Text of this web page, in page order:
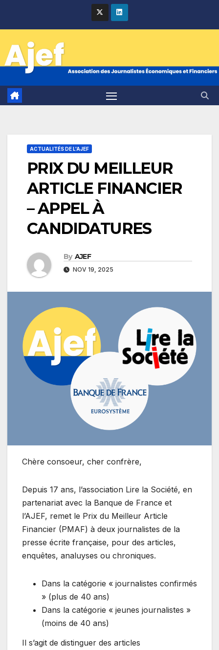
ACTUALITÉS DE L'AJEF
PRIX DU MEILLEUR
ARTICLE FINANCIER
– APPEL À
CANDIDATURES
By AJEF
NOV 19, 2025
Chère consoeur, cher confrère,
Depuis 17 ans, l’association Lire la Société, en
partenariat avec la Banque de France et
l’AJEF, remet le Prix du Meilleur Article
Financier (PMAF) à deux journalistes de la
presse écrite française, pour des articles,
enquêtes, analuyses ou chroniques.
Dans la catégorie « journalistes confirmés
» (plus de 40 ans)
Dans la catégorie « jeunes journalistes »
(moins de 40 ans)
Il s’agit de distinguer des articles